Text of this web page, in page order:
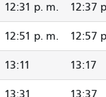
12:31 p. m. 12:37
12:51 p. m. 12:57
13:11 13:17
13:31 13:37